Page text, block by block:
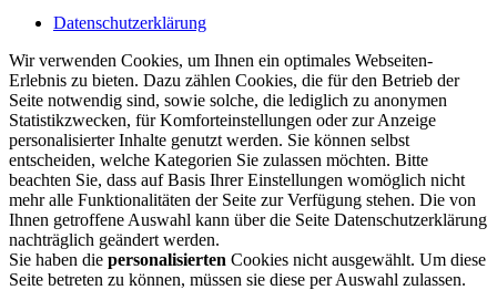
Datenschutzerklärung
Wir verwenden Cookies, um Ihnen ein optimales Webseiten-
Erlebnis zu bieten. Dazu zählen Cookies, die für den Betrieb der
Seite notwendig sind, sowie solche, die lediglich zu anonymen
Statistikzwecken, für Komforteinstellungen oder zur Anzeige
personalisierter Inhalte genutzt werden. Sie können selbst
entscheiden, welche Kategorien Sie zulassen möchten. Bitte
beachten Sie, dass auf Basis Ihrer Einstellungen womöglich nicht
mehr alle Funktionalitäten der Seite zur Verfügung stehen. Die von
Ihnen getroffene Auswahl kann über die Seite Datenschutzerklärung
nachträglich geändert werden.
Sie haben die personalisierten Cookies nicht ausgewählt. Um diese
Seite betreten zu können, müssen sie diese per Auswahl zulassen.